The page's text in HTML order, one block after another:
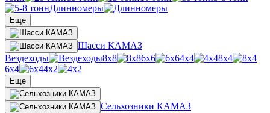
Длинномеры
Еще
Шасси КАМАЗ
Вездеходы
8х8 6х6 4х4
8х4
6х4
4х2
Еще
Сельхозники КАМАЗ